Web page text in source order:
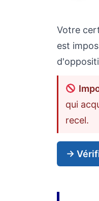
Votre
est
qui
recel.
→